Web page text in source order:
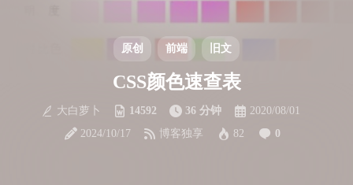
原创 前端 旧文
CSS颜色速查表
大白萝卜 14592 36 分钟
2020/08/01
2024/10/17
博客独享 82 0